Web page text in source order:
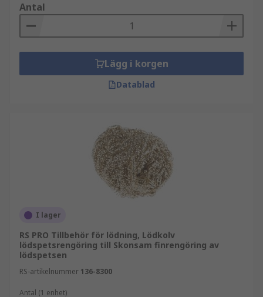
Antal
Lägg i korgen
Datablad
I lager
RS PRO Tillbehör för lödning, Lödkolv
lödspetsrengöring till Skonsam finrengöring av
lödspetsen
RS-artikelnummer 136-8300
Antal (1 enhet)